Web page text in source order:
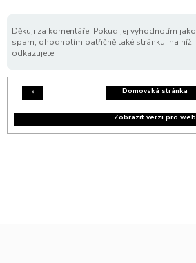
Děkuji za komentáře. Pokud jej vyhodnotím jako
spam, ohodnotím patřičně také stránku, na níž
odkazujete.
‹ Domovská stránka
Zobrazit verzi pro web